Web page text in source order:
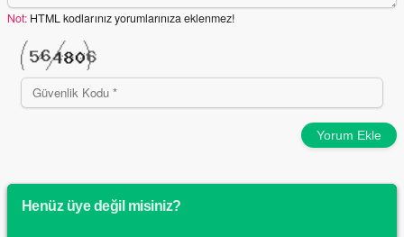
Not: HTML kodlarınız yorumlarınıza eklenmez!
Yorum Ekle
Henüz üye değil misiniz?